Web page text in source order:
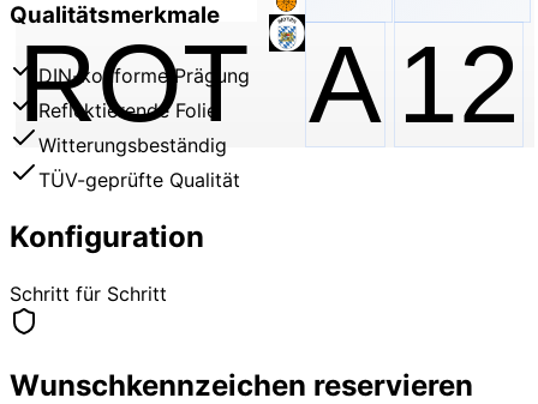
ROT A 12
Qualitätsmerkmale
DIN-konforme Prägung
Reflektierende Folie
Witterungsbeständig
TÜV-geprüfte Qualität
Konfiguration
Schritt für Schritt
Wunschkennzeichen reservieren